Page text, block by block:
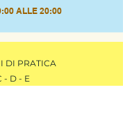
ALLE 20:00
DI PRATICA
- D - E